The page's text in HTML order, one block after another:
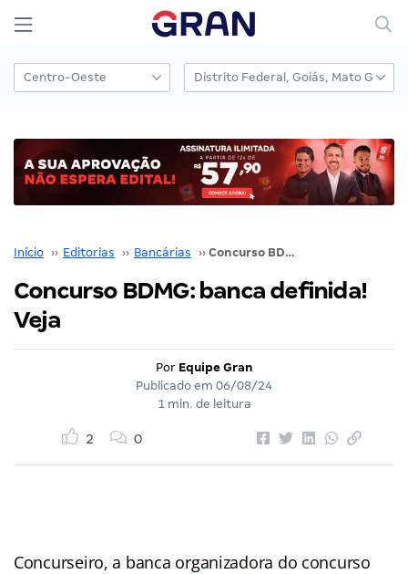
Início ›› Editorias ›› Bancárias ›› Concurso BDMG: banca definida! Veja
Concurso BDMG: banca definida!
Veja
Por Equipe Gran
Publicado em 06/08/24
1 min. de leitura
2 0
Concurseiro, a banca organizadora do concurso